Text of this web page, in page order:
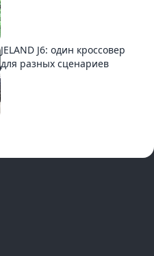
JELAND J6: один кроссовер
для разных сценариев